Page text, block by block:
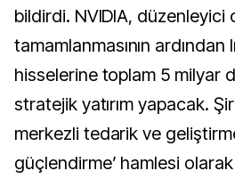
bildirdi. NVIDIA, düzenleyici
tamamlanmasının ardından
hisselerine toplam 5 milyar
stratejik yatırım yapacak.
merkezli tedarik ve
güçlendirme’ hamlesi